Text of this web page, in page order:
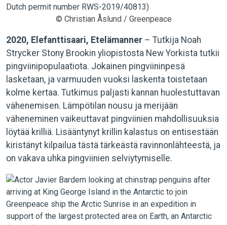
© Christian Åslund / Greenpeace
2020, Elefanttisaari, Etelämanner – Tutkija Noah
Strycker Stony Brookin yliopistosta New Yorkista tutkii
pingviinipopulaatiota. Jokainen pingviininpesä
lasketaan, ja varmuuden vuoksi laskenta toistetaan
kolme kertaa. Tutkimus paljasti kannan huolestuttavan
vähenemisen. Lämpötilan nousu ja merijään
väheneminen vaikeuttavat pingviinien mahdollisuuksia
löytää krilliä. Lisääntynyt krillin kalastus on entisestään
kiristänyt kilpailua tästä tärkeästä ravinnonlähteestä, ja
on vakava uhka pingviinien selviytymiselle.